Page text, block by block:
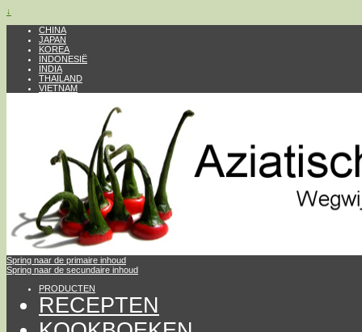
↓
CHINA
JAPAN
KOREA
INDONESIË
INDIA
THAILAND
VIETNAM
Spring naar de primaire inhoud
Spring naar de secundaire inhoud
PRODUCTEN
RECEPTEN